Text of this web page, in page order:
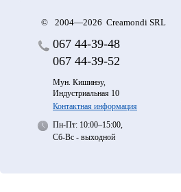
© 2004—2026 Creamondi SRL
067 44-39-48
067 44-39-52
Мун. Кишинэу,
Индустриальная 10
Контактная информация
Пн-Пт: 10:00–15:00,
Сб-Вс - выходной